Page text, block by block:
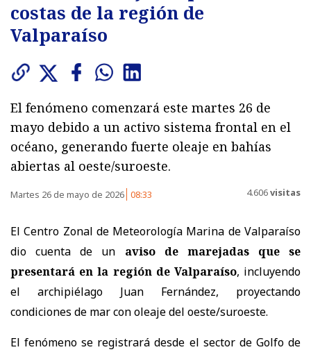
costas de la región de
Valparaíso
El fenómeno comenzará este martes 26 de
mayo debido a un activo sistema frontal en el
océano, generando fuerte oleaje en bahías
abiertas al oeste/suroeste.
Martes 26 de mayo de 2026 08:33 4.606visitas
El Centro Zonal de Meteorología Marina de Valparaíso
dio cuenta de un aviso de marejadas que se
presentará en la región de Valparaíso, incluyendo
el archipiélago Juan Fernández, proyectando
condiciones de mar con oleaje del oeste/suroeste.
El fenómeno se registrará desde el sector de Golfo de